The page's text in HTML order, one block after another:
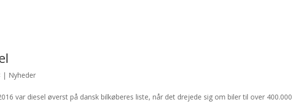
| Nyheder
var diesel øverst på dansk bilkøberes liste, når det drejede sig om biler til over 400.000